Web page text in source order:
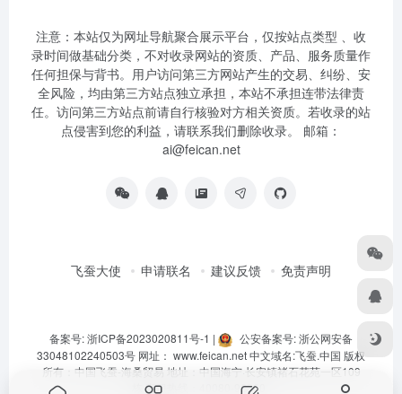
注意：本站仅为网址导航聚合展示平台，仅按站点类型 、收
录时间做基础分类，不对收录网站的资质、产品、服务质量作
任何担保与背书。用户访问第三方网站产生的交易、纠纷、安
全风险，均由第三方站点独立承担，本站不承担连带法律责
任。访问第三方站点前请自行核验对方相关资质。若收录的站
点侵害到您的利益，请联系我们删除收录。 邮箱：
ai@feican.net
飞蚕大使 申请联名 建议反馈 免责声明
备案号: 浙ICP备2023020811号-1 |
公安备案号: 浙公网安备
33048102240503号 网址： www.feican.net中文域名:飞蚕.中国 版权
所有：中国飞蚕-海桑贸易 地址：中国海宁·长安镇褚石花苑一区109
栋 客服热线：40080-92360